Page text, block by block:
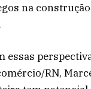
na
essas
RN,